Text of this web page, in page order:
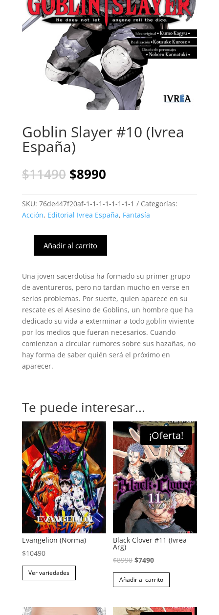
Goblin Slayer #10 (Ivrea
España)
$11490 El
precio
original
era:
$11490.
$8990El
actual
es:
$8990.
SKU: 76de447f20af-1-1-1-1-1-1-1-1
Categorías:
Acción, Editorial Ivrea España, Fantasía
#10
(Ivrea
España)
cantidad
Añadir al carrito
Una joven sacerdotisa ha formado su primer grupo
de aventureros, pero no tardan mucho en verse en
serios problemas. Por suerte, quien aparece en su
rescate es el Asesino de Goblins, un hombre que ha
dedicado su vida a exterminar a todo goblin viviente
por los medios que fueran necesarios. Cuando
comienzan a circular rumores sobre sus hazañas, no
hay forma de saber quién será el próximo en
aparecer.
Te puede interesar...
Evangelion (Norma)
$10490
Ver variedades
Este
producto
¡Oferta!
Black Clover #11 (Ivrea
Arg)
$8990 El
precio
original
$8990.
$7490El
precio
actual
$7490.
Añadir al carrito